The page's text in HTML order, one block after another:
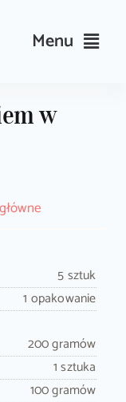
Menu
w
5 sztuk
1 opakowanie
200 gramów
1 sztuka
100 gramów